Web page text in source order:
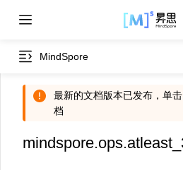
MindSpore
最新的文档版本已发布，单击
档